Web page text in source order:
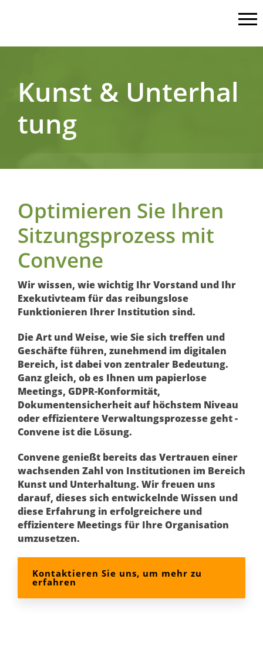
Kunst & Unterhal
tung
Optimieren Sie Ihren
Sitzungsprozess mit
Convene
Wir wissen, wie wichtig Ihr Vorstand und Ihr
Exekutivteam für das reibungslose
Funktionieren Ihrer Institution sind.
Die Art und Weise, wie Sie sich treffen und
Geschäfte führen, zunehmend im digitalen
Bereich, ist dabei von zentraler Bedeutung.
Ganz gleich, ob es Ihnen um papierlose
Meetings, GDPR-Konformität,
Dokumentensicherheit auf höchstem Niveau
oder effizientere Verwaltungsprozesse geht -
Convene ist die Lösung.
Convene genießt bereits das Vertrauen einer
wachsenden Zahl von Institutionen im Bereich
Kunst und Unterhaltung. Wir freuen uns
darauf, dieses sich entwickelnde Wissen und
diese Erfahrung in erfolgreichere und
effizientere Meetings für Ihre Organisation
umzusetzen.
Kontaktieren Sie uns, um mehr zu
erfahren